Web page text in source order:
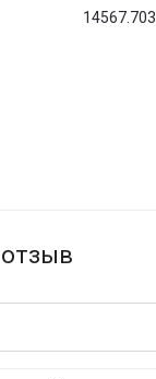
14567.703